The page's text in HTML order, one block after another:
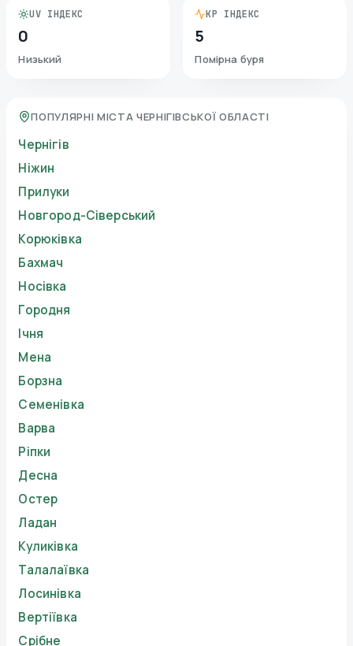
UV ІНДЕКС
0
Низький
KP ІНДЕКС
5
Помірна буря
ПОПУЛЯРНІ МІСТА ЧЕРНІГІВСЬКОЇ ОБЛАСТІ
Чернігів
Ніжин
Прилуки
Новгород-Сіверський
Корюківка
Бахмач
Носівка
Городня
Ічня
Мена
Борзна
Семенівка
Варва
Ріпки
Десна
Остер
Ладан
Куликівка
Талалаївка
Лосинівка
Вертіївка
Срібне